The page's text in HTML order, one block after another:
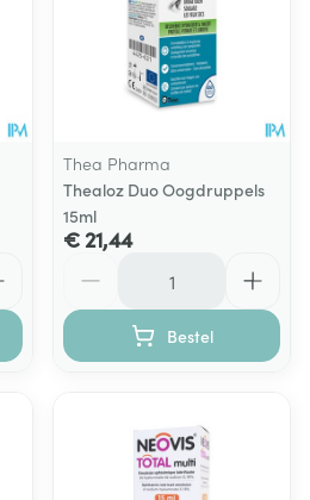
Thea Pharma
Thealoz Duo Oogdruppels
15ml
€ 21,44
Bestel